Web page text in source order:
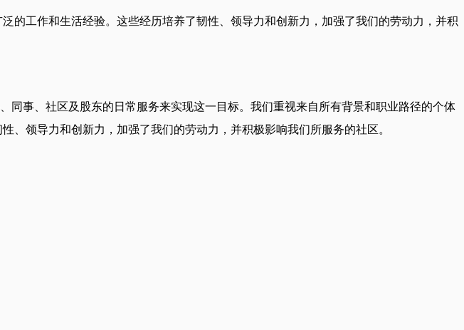
工作和生活经验。这些经历培养了韧性、领导力和创新力，加强了我们的劳动力，并积
同事、社区及股东的日常服务来实现这一目标。我们重视来自所有背景和职业路径的个体
领导力和创新力，加强了我们的劳动力，并积极影响我们所服务的社区。